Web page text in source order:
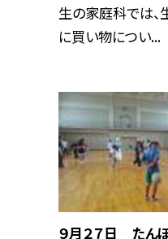
生の家庭科では
に買い物につい...
９月２７日 た